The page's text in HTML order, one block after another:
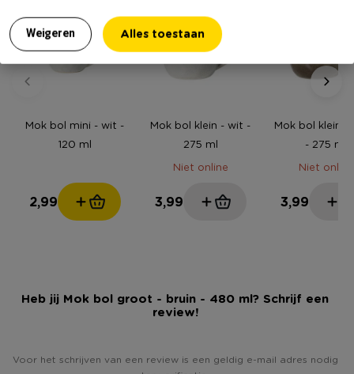
Weigeren Alles toestaan
Mok bol mini - wit -
120 ml
2,99
Mok bol klein - wit -
275 ml
Niet online
3,99
Mok bol klein -
- 275 ml
Niet online
3,99
Heb jij Mok bol groot - bruin - 480 ml? Schrijf een
review!
Voor het schrijven van een review is een geldig e-mail adres nodig